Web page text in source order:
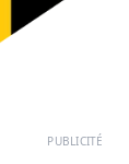
PUBLICITÉ